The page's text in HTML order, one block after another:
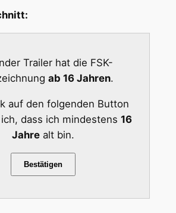
Trailer hat die FSK-
ab 16 Jahren.
auf den folgenden Button
dass ich mindestens 16
Jahrealt bin.
Bestätigen